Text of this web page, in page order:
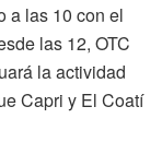
a las 10 con el
las 12, OTC
la actividad
Capri y El Coatí